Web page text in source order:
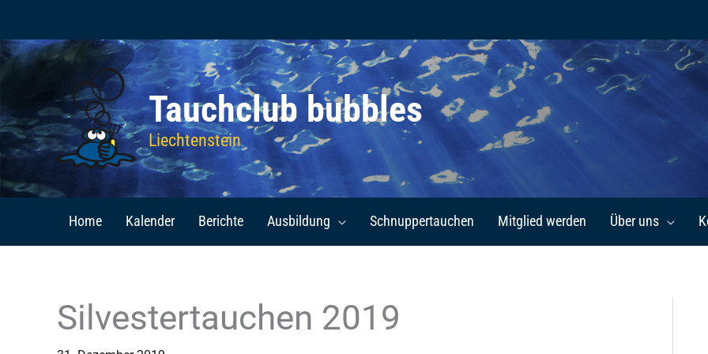
springen
Tauchclub bubbles
Liechtenstein
Home Kalender Berichte Ausbildung Schnuppertauchen Mitglied werden Über uns
Silvestertauchen 2019